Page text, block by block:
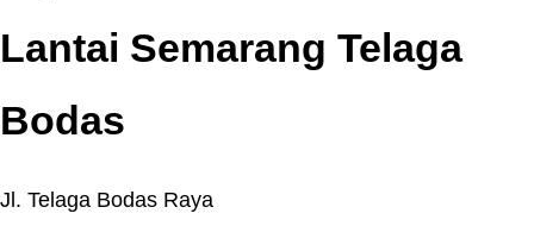
Lantai Semarang Telaga
Bodas
Jl. Telaga Bodas Raya